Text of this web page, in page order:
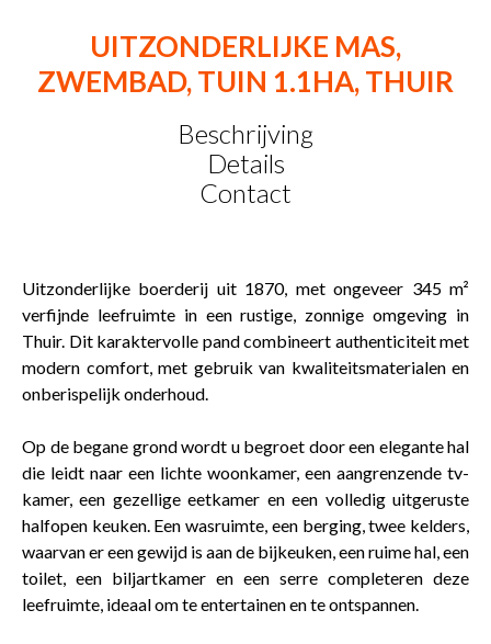
UITZONDERLIJKE MAS,
ZWEMBAD, TUIN 1.1HA, THUIR
Beschrijving
Details
Contact
Uitzonderlijke boerderij uit 1870, met ongeveer 345 m²
verfijnde leefruimte in een rustige, zonnige omgeving in
Thuir. Dit karaktervolle pand combineert authenticiteit met
modern comfort, met gebruik van kwaliteitsmaterialen en
onberispelijk onderhoud.
Op de begane grond wordt u begroet door een elegante hal
die leidt naar een lichte woonkamer, een aangrenzende tv-
kamer, een gezellige eetkamer en een volledig uitgeruste
halfopen keuken. Een wasruimte, een berging, twee kelders,
waarvan er een gewijd is aan de bijkeuken, een ruime hal, een
toilet, een biljartkamer en een serre completeren deze
leefruimte, ideaal om te entertainen en te ontspannen.